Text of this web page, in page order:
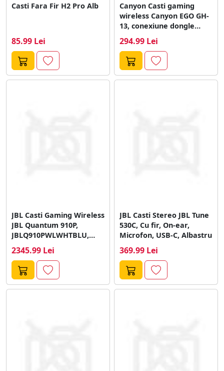
Casti Fara Fir H2 Pro Alb
85.99 Lei
Canyon Casti gaming
wireless Canyon EGO GH-
13, conexiune dongle
294.99 Lei
JBL Casti Gaming Wireless
JBL Quantum 910P,
JBLQ910PWLWHTBLU,
Wireless,...
2345.99 Lei
JBL Casti Stereo JBL Tune
530C, Cu fir, On-ear,
Microfon, USB-C, Albastru
369.99 Lei